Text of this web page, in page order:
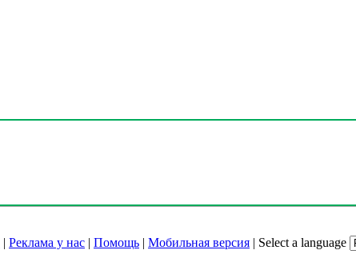
| Реклама у нас | Помощь | Мобильная версия | Select a language